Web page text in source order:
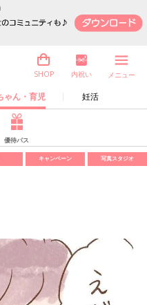
ゃん・育児 妊活
SHOP 内祝い メニュー
優待パス
キャンペーン 写真スタジオ